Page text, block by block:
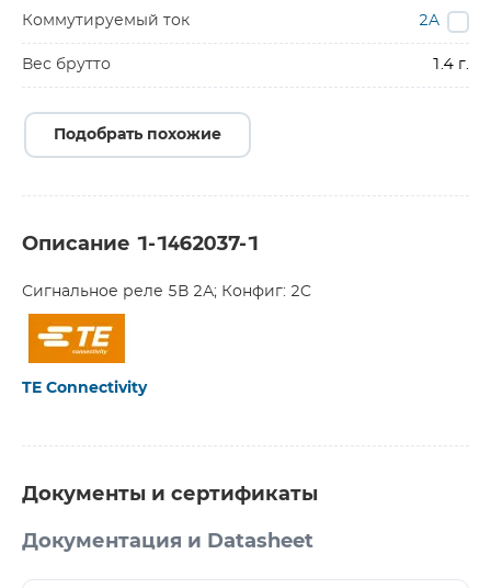
Коммутируемый ток 2A
Вес брутто 1.4 г.
Подобрать похожие
Описание 1-1462037-1
Сигнальное реле 5В 2А; Конфиг: 2C
TE Connectivity
Документы и сертификаты
Документация и Datasheet